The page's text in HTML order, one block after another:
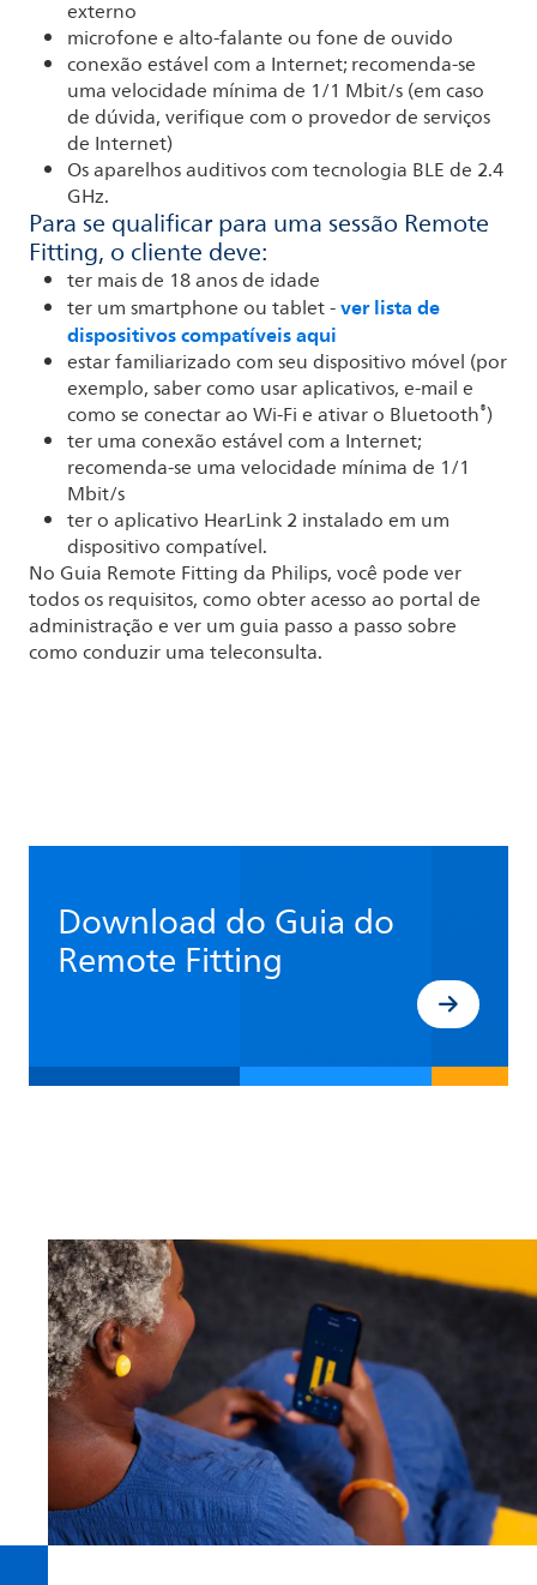
externo
microfone e alto-falante ou fone de ouvido
conexão estável com a Internet; recomenda-se
uma velocidade mínima de 1/1 Mbit/s (em caso
de dúvida, verifique com o provedor de serviços
de Internet)
Os aparelhos auditivos com tecnologia BLE de 2.4
GHz.
Para se qualificar para uma sessão Remote
Fitting, o cliente deve:
ter mais de 18 anos de idade
ter um smartphone ou tablet -ver lista de
dispositivos compatíveis aqui
estar familiarizado com seu dispositivo móvel (por
exemplo, saber como usar aplicativos, e-mail e
como se conectar ao Wi-Fi e ativar o Bluetooth®)
ter uma conexão estável com a Internet;
recomenda-se uma velocidade mínima de 1/1
Mbit/s
ter o aplicativo HearLink 2 instalado em um
dispositivo compatível.
No Guia Remote Fitting da Philips, você pode ver
todos os requisitos, como obter acesso ao portal de
administração e ver um guia passo a passo sobre
como conduzir uma teleconsulta.
Download do Guia do
Remote Fitting